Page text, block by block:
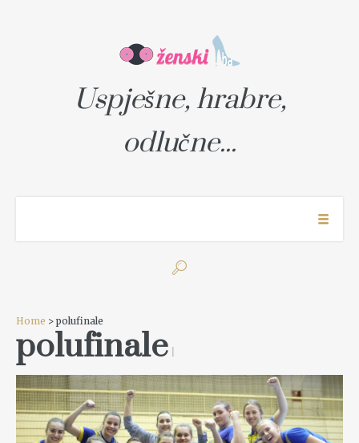
Uspješne, hrabre,
odlučne...
Home > polufinale
polufinale 1